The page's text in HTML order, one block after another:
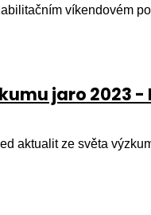
víkendovém
jaro 2023
aktualit ze světa